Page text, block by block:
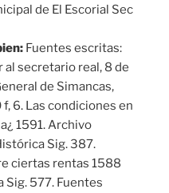
de El Escorial Sec
Fuentes escritas:
secretario real, 8 de
de Simancas,
6. Las condiciones en
1591. Archivo
Sig. 387.
ciertas rentas 1588
Sig. 577. Fuentes